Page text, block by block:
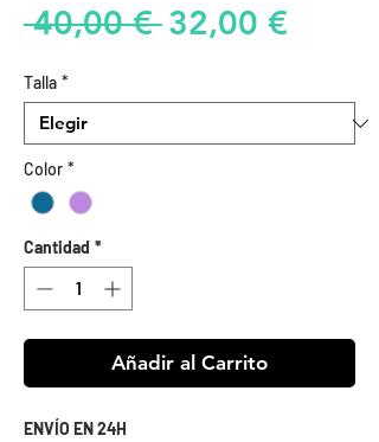
40,00 € Precio
32,00 €Precio
oferta
Talla *
Color *
Cantidad *
Añadir al Carrito
ENVÍO EN 24H